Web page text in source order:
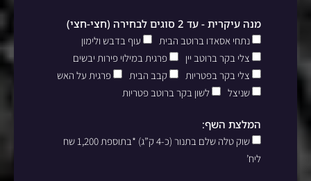
מנה עיקרית - עד 2 סוגים לבחירה (חצי-חצי)
נתחי אסאדו ברוטב הבית
עוף בדבש ולימון
צלי בקר ברוטב יין
פרגית במילוי פירות יבשים
צלי בקר בפטריות
קבב הבית
פרגית על האש
שניצל
לשון בקר ברוטב פטריות
המלצת השף:
שוק טלה שלם בתנור (כ-4 ק”ג) *בתוספת 1,200 שח
ליח’